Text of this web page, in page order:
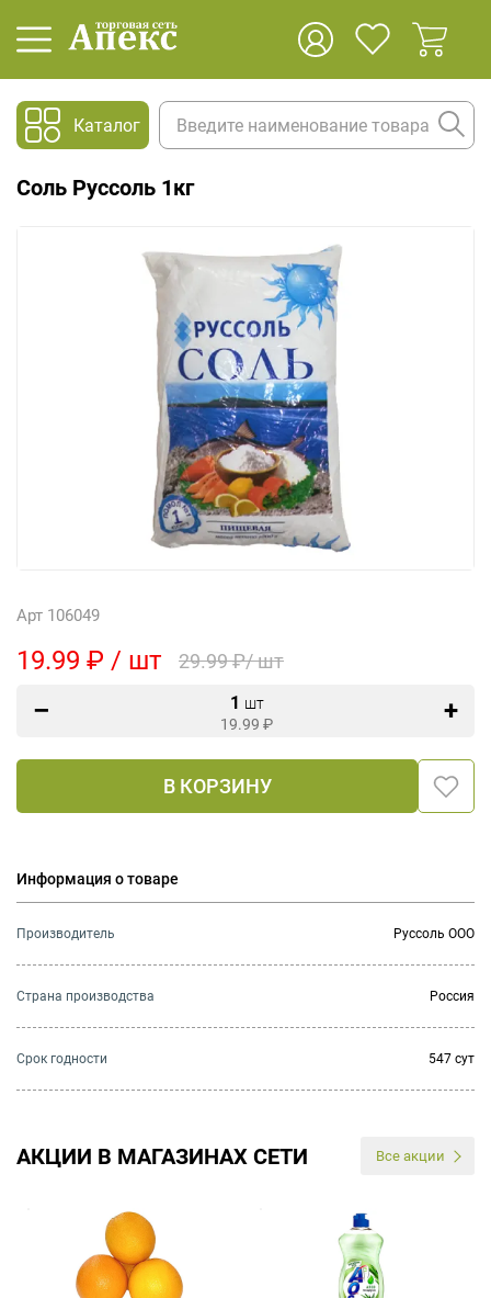
Каталог
Соль Руссоль 1кг
Арт 106049
19.99 ₽ / шт 29.99 ₽/ шт
1 шт
19.99 ₽
В КОРЗИНУ
Информация о товаре
Производитель Руссоль ООО
Страна производства Россия
Cрок годности 547 сут
АКЦИИ В МАГАЗИНАХ СЕТИ Все акции